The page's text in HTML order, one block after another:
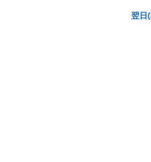
翌日